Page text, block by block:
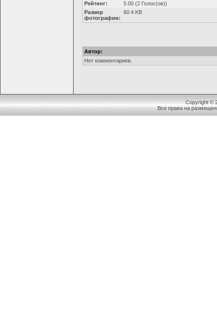
Рейтинг:
5.00 (2 Голос(ов))
Размер
фотографии:
60.4 KB
Автор:
Нет комментариев.
Copyright ©
Все права на